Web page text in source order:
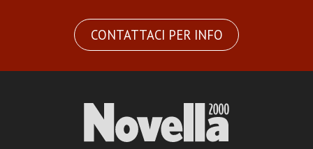
CONTATTACI PER INFO